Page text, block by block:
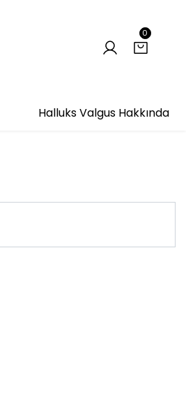
0
Halluks Valgus Hakkında